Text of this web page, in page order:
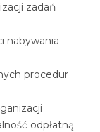
zadań
nabywania
procedur
odpłatną